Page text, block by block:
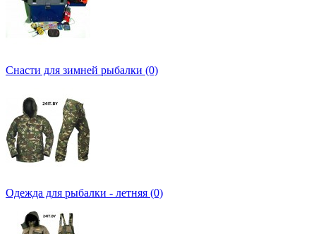
Снасти для зимней рыбалки (0)
Одежда для рыбалки - летняя (0)